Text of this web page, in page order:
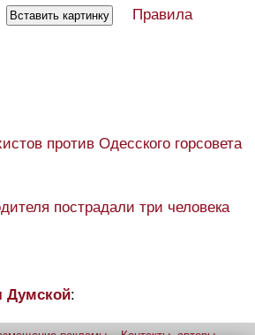
Правила
против Одесского горсовета
пострадали три человека
Думской: